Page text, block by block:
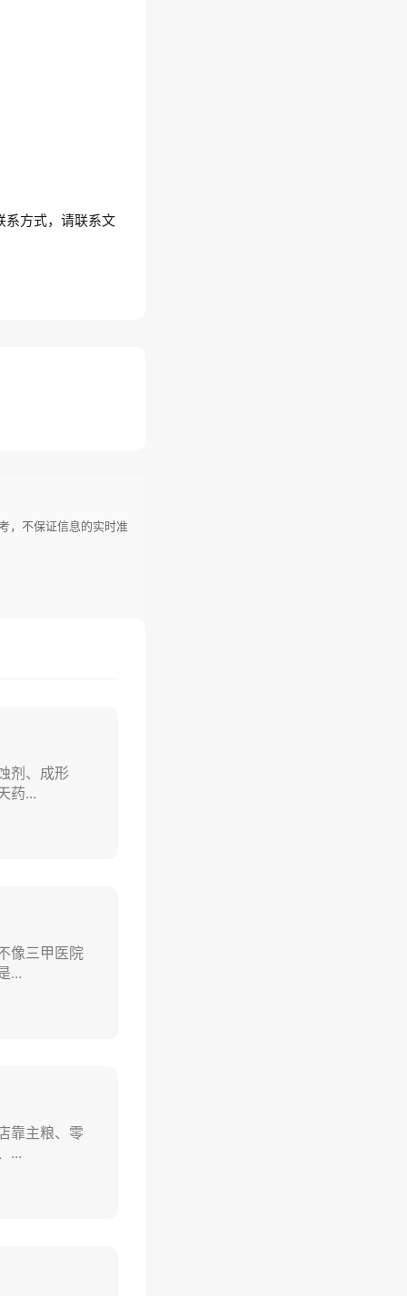
系方式，请联系文
，不保证信息的实时准
剂、成形
药...
像三甲医院
...
靠主粮、零
...